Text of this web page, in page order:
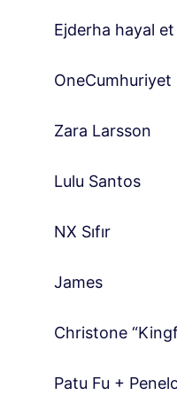
Ejderha hayal et
OneCumhuriyet
Zara Larsson
Lulu Santos
NX Sıfır
James
Christone
Patu Fu +